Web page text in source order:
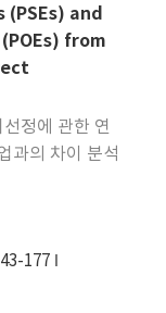
는 선행요인을
회적 자본으로
러, 해외직접
력이 재벌기
석하기 위해
년까지 47
접투자 금액을
고 사외이사
분석을 시행
투자에 유의한
외이사의 해
and
from
정에 관한 연
과의 차이 분석
177